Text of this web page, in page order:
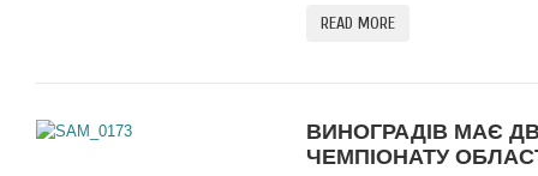
READ MORE
ВИНОГРАДІВ МАЄ
ЧЕМПІОНАТУ